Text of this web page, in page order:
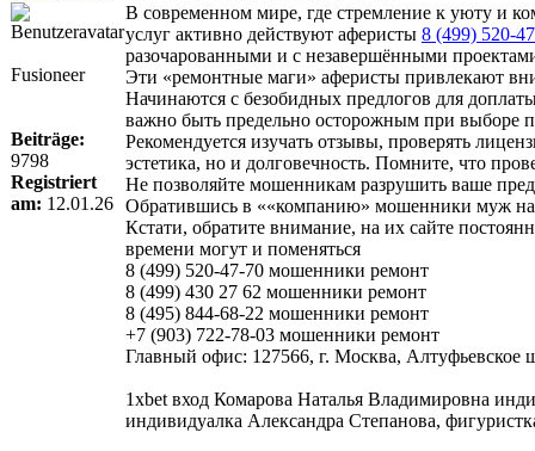
Fusioneer
Beiträge:
9798
Registriert
am: 12.01.26
В современном мире, где стремление к уюту и
услуг активно действуют аферисты 8 (499) 520-
разочарованными и с незавершёнными
Эти «ремонтные маги» аферисты привлекают
Начинаются с безобидных предлогов для
важно быть предельно осторожным при выборе
Рекомендуется изучать отзывы, проверять
эстетика, но и долговечность. Помните, что
Не позволяйте мошенникам разрушить ваше
Обратившись в ««компанию» мошенники муж на
Кстати, обратите внимание, на их сайте
времени могут и поменяться
8 (499) 520-47-70 мошенники ремонт
8 (499) 430 27 62 мошенники ремонт
8 (495) 844-68-22 мошенники ремонт
+7 (903) 722-78-03 мошенники ремонт
Главный офис: 127566, г. Москва, Алтуфьевское
1xbet вход Комарова Наталья Владимировна
индивидуалка Александра Степанова,